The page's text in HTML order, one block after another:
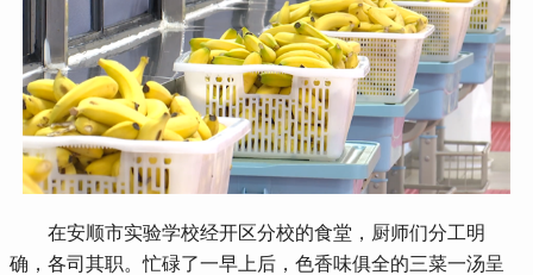
在安顺市实验学校经开区分校的食堂，厨师们分工明
确，各司其职。忙碌了一早上后，色香味俱全的三菜一汤呈